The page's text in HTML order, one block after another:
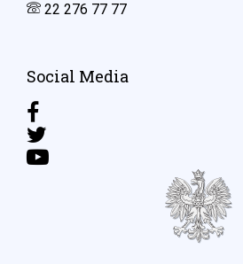
22 276 77 77
Social Media